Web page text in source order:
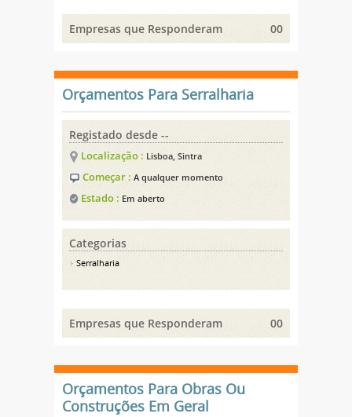
Empresas que Responderam 00
Orçamentos Para Serralharia
Registado desde --
Localização : Lisboa, Sintra
Começar : A qualquer momento
Estado : Em aberto
Categorias
Serralharia
Empresas que Responderam 00
Orçamentos Para Obras Ou
Construções Em Geral